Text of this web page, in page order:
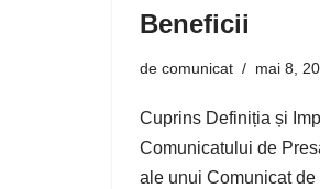
Beneficii
de comunicat mai 8,
Cuprins Definiția și
Comunicatului de
ale unui Comunicat de